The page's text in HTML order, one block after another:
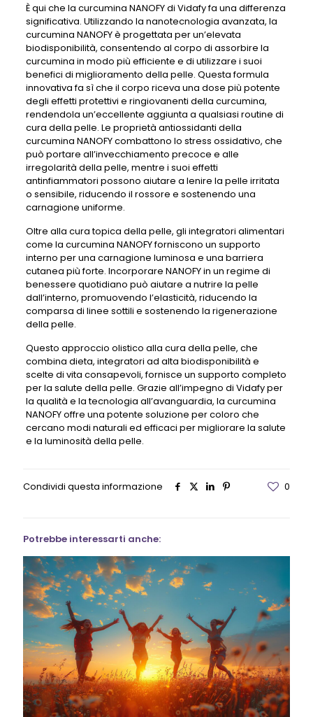
È qui che la curcumina NANOFY di Vidafy fa una differenza
significativa. Utilizzando la nanotecnologia avanzata, la
curcumina NANOFY è progettata per un’elevata
biodisponibilità, consentendo al corpo di assorbire la
curcumina in modo più efficiente e di utilizzare i suoi
benefici di miglioramento della pelle. Questa formula
innovativa fa sì che il corpo riceva una dose più potente
degli effetti protettivi e ringiovanenti della curcumina,
rendendola un’eccellente aggiunta a qualsiasi routine di
cura della pelle. Le proprietà antiossidanti della
curcumina NANOFY combattono lo stress ossidativo, che
può portare all’invecchiamento precoce e alle
irregolarità della pelle, mentre i suoi effetti
antinfiammatori possono aiutare a lenire la pelle irritata
o sensibile, riducendo il rossore e sostenendo una
carnagione uniforme.
Oltre alla cura topica della pelle, gli integratori alimentari
come la curcumina NANOFY forniscono un supporto
interno per una carnagione luminosa e una barriera
cutanea più forte. Incorporare NANOFY in un regime di
benessere quotidiano può aiutare a nutrire la pelle
dall’interno, promuovendo l’elasticità, riducendo la
comparsa di linee sottili e sostenendo la rigenerazione
della pelle.
Questo approccio olistico alla cura della pelle, che
combina dieta, integratori ad alta biodisponibilità e
scelte di vita consapevoli, fornisce un supporto completo
per la salute della pelle. Grazie all’impegno di Vidafy per
la qualità e la tecnologia all’avanguardia, la curcumina
NANOFY offre una potente soluzione per coloro che
cercano modi naturali ed efficaci per migliorare la salute
e la luminosità della pelle.
Condividi questa informazione 0
Potrebbe interessarti anche: